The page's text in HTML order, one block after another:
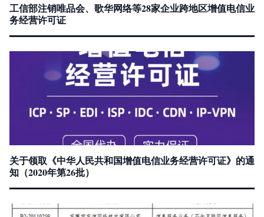
工信部注销唯品会、歌华网络等28家企业跨地区增值电信业
务经营许可证
关于领取《中华人民共和国增值电信业务经营许可证》的通
知（2020年第26批）